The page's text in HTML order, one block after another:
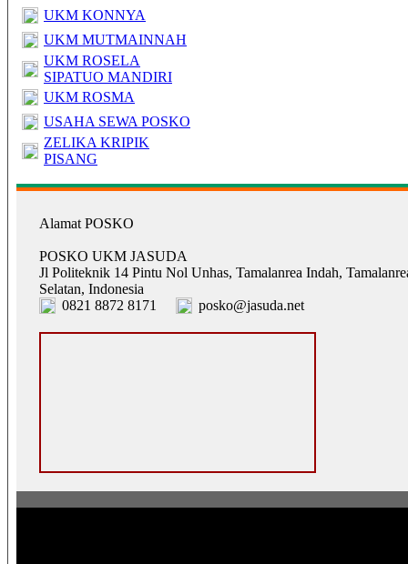
UKM KONNYA
UKM MUTMAINNAH
UKM ROSELA
SIPATUO MANDIRI
UKM ROSMA
USAHA SEWA POSKO
ZELIKA KRIPIK
PISANG
Alamat POSKO
POSKO UKM JASUDA
Jl Politeknik 14 Pintu Nol Unhas, Tamalanrea Indah,
Selatan, Indonesia
0821 8872 8171
posko@jasuda.net